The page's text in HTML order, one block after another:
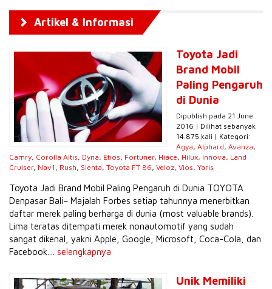
Artikel & Informasi
Toyota Jadi
Brand Mobil
Paling Pengaruh
di Dunia
Dipublish pada 21 June
2016 | Dilihat sebanyak
14.875 kali | Kategori:
Agya, Alphard, Avanza,
Camry, Corolla Altis, Dyna, Etios, Fortuner, Hiace, Hilux, Innova, Land
Cruiser, Nav1 , Rush, Sienta, Toyota FT 86, Veloz, Vios, Yaris
Toyota Jadi Brand Mobil Paling Pengaruh di Dunia TOYOTA
Denpasar Bali– Majalah Forbes setiap tahunnya menerbitkan
daftar merek paling berharga di dunia (most valuable brands).
Lima teratas ditempati merek nonautomotif yang sudah
sangat dikenal, yakni Apple, Google, Microsoft, Coca-Cola, dan
Facebook.... selengkapnya
Unik Memiliki